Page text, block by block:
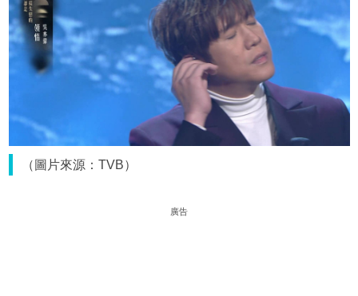
（圖片來源：TVB）
廣告